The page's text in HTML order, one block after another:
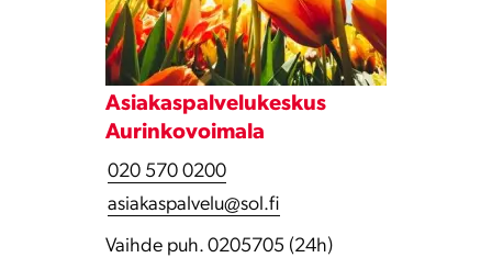
Asiakaspalvelukeskus
Aurinkovoimala
020 570 0200
asiakaspalvelu@sol.fi
Vaihde puh. 0205705 (24h)